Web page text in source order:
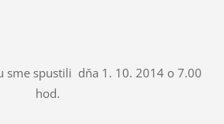
sme spustili dňa 1. 10. 2014 o 7.00
hod.